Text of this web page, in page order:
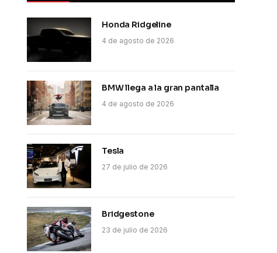
Honda Ridgeline
4 de agosto de 2026
BMW llega a la gran pantalla
4 de agosto de 2026
Tesla
27 de julio de 2026
Bridgestone
23 de julio de 2026